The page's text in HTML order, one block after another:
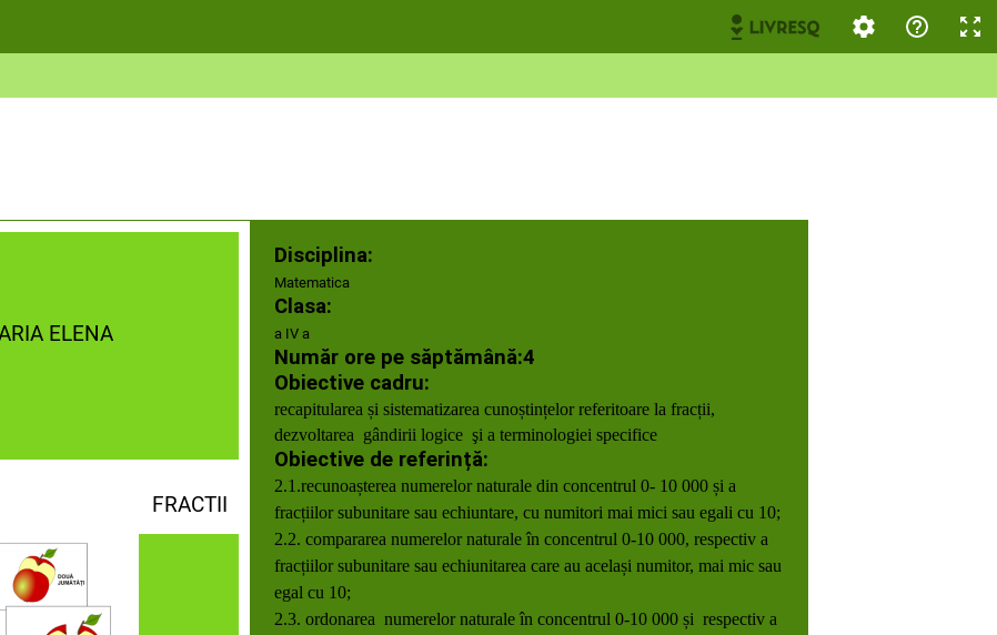
ELENA
FRACTII
Disciplina:
Matematica
Clasa:
a IV a
Număr ore pe săptămână:4
Obiective cadru:
recapitularea și sistematizarea cunoștințelor referitoare la fracții,
dezvoltarea gândirii logice şi a terminologiei specifice
Obiective de referință:
2.1.recunoașterea numerelor naturale din concentrul 0- 10 000 și a
fracțiilor subunitare sau echiuntare, cu numitori mai mici sau egali cu 10;
2.2. compararea numerelor naturale în concentrul 0-10 000, respectiv a
fracțiilor subunitare sau echiunitarea care au același numitor, mai mic sau
egal cu 10;
2.3. ordonarea numerelor naturale în concentrul 0-10 000 și respectiv a